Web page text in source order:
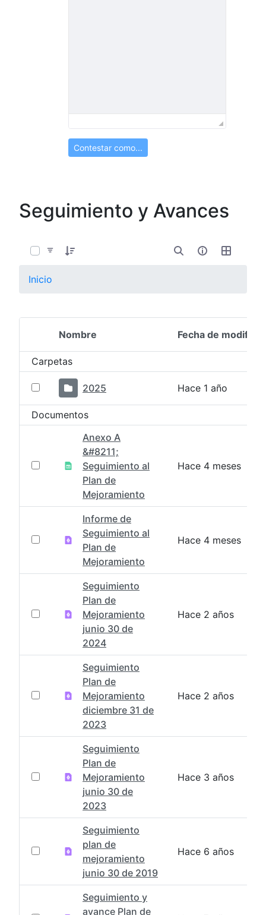
Contestar como...
Seguimiento y Avances
Inicio
Selección del elemento
Nombre Fecha de
Carpetas
2025 Hace 1 año
Documentos
Anexo A
&#8211;
Seguimiento al
Plan de
Mejoramiento
Hace 4 meses
Informe de
Seguimiento al
Plan de
Mejoramiento
Hace 4 meses
Seguimiento
Plan de
Mejoramiento
junio 30 de
2024
Hace 2 años
Seguimiento
Plan de
Mejoramiento
diciembre 31 de
2023
Hace 2 años
Seguimiento
Plan de
Mejoramiento
junio 30 de
2023
Hace 3 años
Seguimiento
plan de
mejoramiento
junio 30 de 2019
Hace 6 años
Seguimiento y
avance Plan de